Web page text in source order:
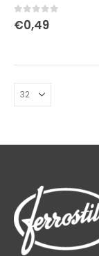
0Su 5
€0,49